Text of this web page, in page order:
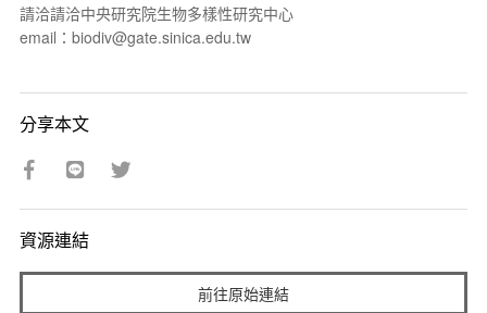
請洽請洽中央研究院生物多樣性研究中心
email：biodiv@gate.sinica.edu.tw
分享本文
資源連結
前往原始連結